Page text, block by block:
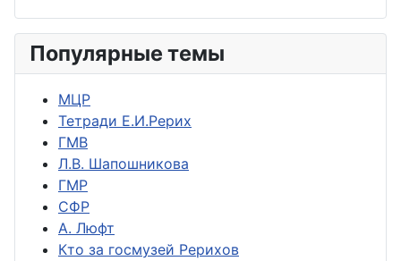
Популярные темы
МЦР
Тетради Е.И.Рерих
ГМВ
Л.В. Шапошникова
ГМР
СФР
А. Люфт
Кто за госмузей Рерихов